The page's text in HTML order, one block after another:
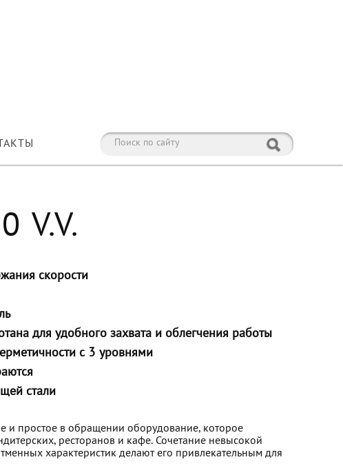
V.V.
скорости
для удобного захвата и облегчения работы
с 3 уровнями
стали
и простое в обращении оборудование, которое
ресторанов и кафе. Сочетание невысокой
характеристик делают его привлекательным для